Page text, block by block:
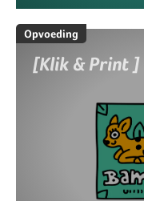
Opvoeding
[Klik & Print ]